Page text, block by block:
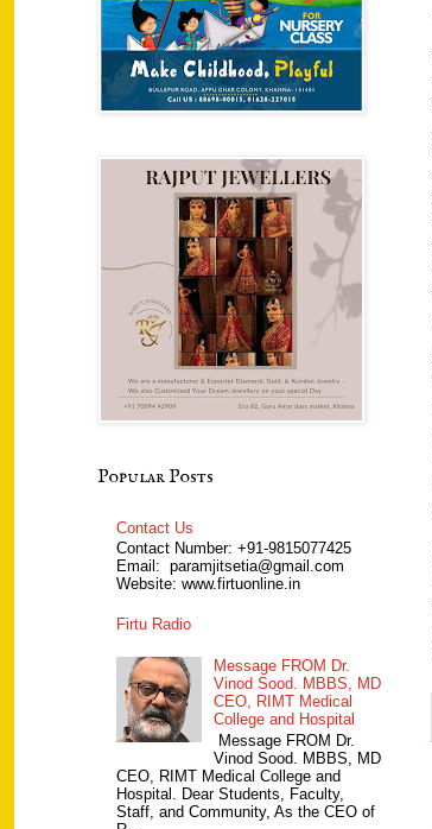
Popular Posts
Contact Us
Contact Number: +91-9815077425
Email: paramjitsetia@gmail.com
Website: www.firtuonline.in
Firtu Radio
Message FROM Dr.
Vinod Sood. MBBS, MD
CEO, RIMT Medical
College and Hospital
Message FROM Dr.
Vinod Sood. MBBS, MD
CEO, RIMT Medical College and
Hospital. Dear Students, Faculty,
Staff, and Community, As the CEO of